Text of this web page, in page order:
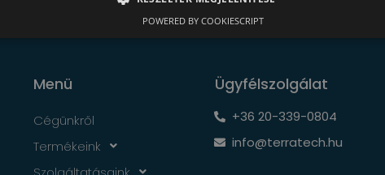
Menü
Cégünkről
Termékeink
Ügyfélszolgálat
+36 20-339-0804
info@terratech.hu
POWERED BY COOKIESCRIPT